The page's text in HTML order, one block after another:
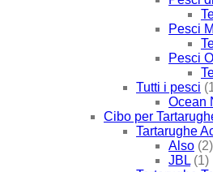
Pesci
Pesci
Tutti i pesci
Ocean
Cibo per
Tartarughe
Also (2)
JBL (1)